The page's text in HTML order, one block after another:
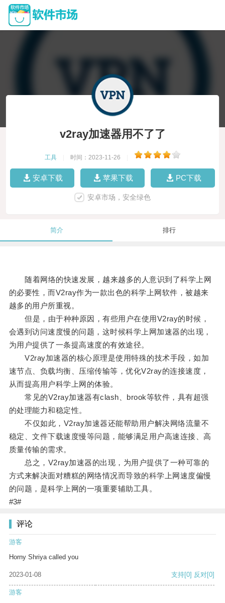
v2ray加速器用不了了
工具 时间：2023-11-26
安卓下载 苹果下载 PC下载
安卓市场，安全绿色
简介 排行
随着网络的快速发展，越来越多的人意识到了科学上网
的必要性，而V2ray作为一款出色的科学上网软件，被越来
越多的用户所重视。
但是，由于种种原因，有些用户在使用V2ray的时候，
会遇到访问速度慢的问题，这时候科学上网加速器的出现，
为用户提供了一条提高速度的有效途径。
V2ray加速器的核心原理是使用特殊的技术手段，如加
速节点、负载均衡、压缩传输等，优化V2ray的连接速度，
从而提高用户科学上网的体验。
常见的V2ray加速器有clash、brook等软件，具有超强
的处理能力和稳定性。
不仅如此，V2ray加速器还能帮助用户解决网络流量不
稳定、文件下载速度慢等问题，能够满足用户高速连接、高
质量传输的需求。
总之，V2ray加速器的出现，为用户提供了一种可靠的
方式来解决面对糟糕的网络情况而导致的科学上网速度偏慢
的问题，是科学上网的一项重要辅助工具。
#3#
评论
游客
Horny Shriya called you
2023-01-08 支持[0] 反对[0]
游客